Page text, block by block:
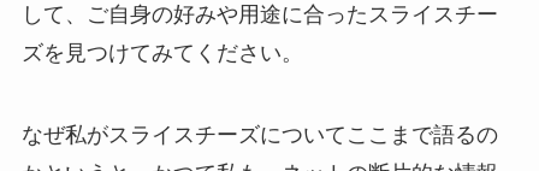
して、ご自身の好みや用途に合ったスライスチー
ズを見つけてみてください。
なぜ私がスライスチーズについてここまで語るの